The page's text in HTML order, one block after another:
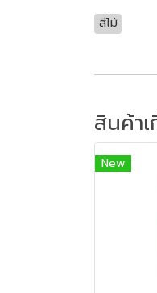
สีไม้
สินค้า
New